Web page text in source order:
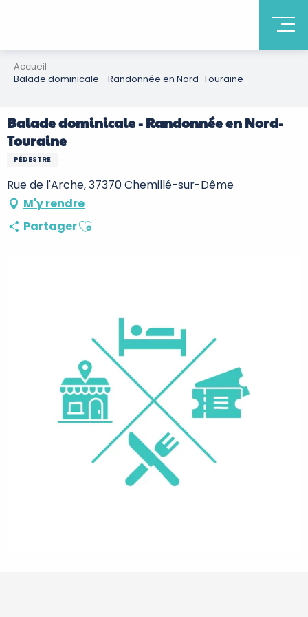
Accueil
Balade dominicale - Randonnée en Nord-Touraine
Balade dominicale - Randonnée en Nord-
Touraine
PÉDESTRE
Rue de l'Arche, 37370 Chemillé-sur-Dême
M'y rendre
PartagerAjouter aux favoris